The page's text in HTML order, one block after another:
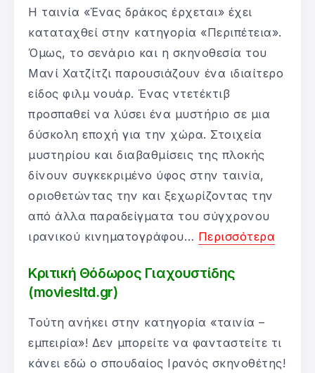
Η ταινία «Ένας δράκος έρχεται» έχει
καταταχθεί στην κατηγορία «Περιπέτεια».
Όμως, το σενάριο και η σκηνοθεσία του
Μανί Χατζίτζι παρουσιάζουν ένα ιδιαίτερο
είδος φιλμ νουάρ. Ένας ντετέκτιβ
προσπαθεί να λύσει ένα μυστήριο σε μια
δύσκολη εποχή για την χώρα. Στοιχεία
μυστηρίου και διαβαθμίσεις της πλοκής
δίνουν συγκεκριμένο ύφος στην ταινία,
οριοθετώντας την και ξεχωρίζοντας την
από άλλα παραδείγματα του σύγχρονου
ιρανικού κινηματογράφου… Περισσότερα
Κριτική Θόδωρος Γιαχουστίδης
(moviesltd.gr)
Τούτη ανήκει στην κατηγορία «ταινία –
εμπειρία»! Δεν μπορείτε να φανταστείτε τι
κάνει εδώ ο σπουδαίος Ιρανός σκηνοθέτης!